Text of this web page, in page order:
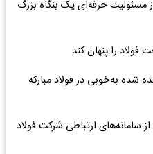
مسئولیت حرفه‌ای یک بنگاه بزرگ
فولاد را پنهان کند
شده به‌خوبی در فولاد مبارکه
سامانه‌های ارتباطی شرکت فولاد